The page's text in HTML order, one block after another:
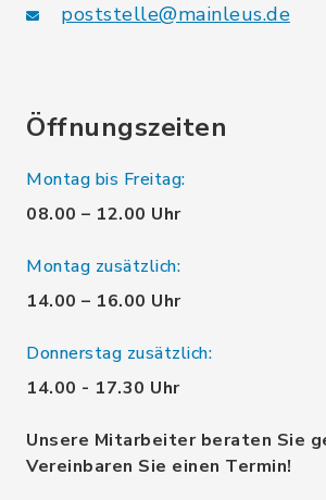
poststelle@mainleus.de
Öffnungszeiten
Montag bis Freitag:
08.00 – 12.00 Uhr
Montag zusätzlich:
14.00 – 16.00 Uhr
Donnerstag zusätzlich:
14.00 - 17.30 Uhr
Unsere Mitarbeiter beraten Sie
Vereinbaren Sie einen Termin!